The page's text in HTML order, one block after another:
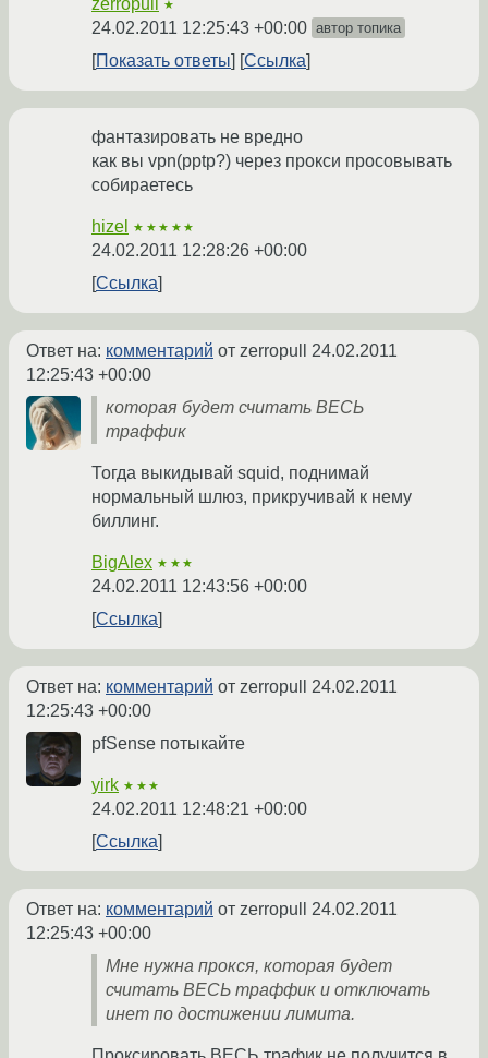
zerropull ★
24.02.2011 12:25:43 +00:00 автор топика
Показать ответы Ссылка
фантазировать не вредно
как вы vpn(pptp?) через прокси просовывать
собираетесь
hizel ★★★★★
24.02.2011 12:28:26 +00:00
Ссылка
Ответ на: комментарий от zerropull 24.02.2011
12:25:43 +00:00
которая будет считать ВЕСЬ
траффик
Тогда выкидывай squid, поднимай
нормальный шлюз, прикручивай к нему
биллинг.
BigAlex ★★★
24.02.2011 12:43:56 +00:00
Ссылка
Ответ на: комментарий от zerropull 24.02.2011
12:25:43 +00:00
pfSense потыкайте
yirk ★★★
24.02.2011 12:48:21 +00:00
Ссылка
Ответ на: комментарий от zerropull 24.02.2011
12:25:43 +00:00
Мне нужна прокся, которая будет
считать ВЕСЬ траффик и отключать
инет по достижении лимита.